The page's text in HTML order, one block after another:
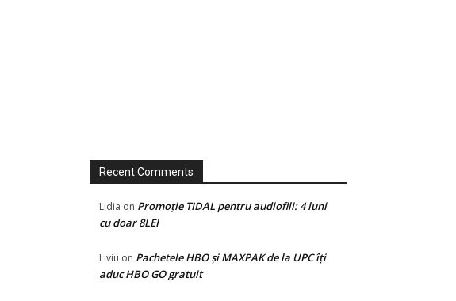
Recent Comments
Lidia on Promoție TIDAL pentru audiofili: 4 luni
cu doar 8LEI
Liviu on Pachetele HBO și MAXPAK de la UPC îți
aduc HBO GO gratuit